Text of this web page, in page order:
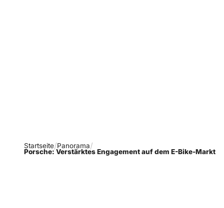
Startseite Panorama
Porsche: Verstärktes Engagement auf dem E-Bike-Markt